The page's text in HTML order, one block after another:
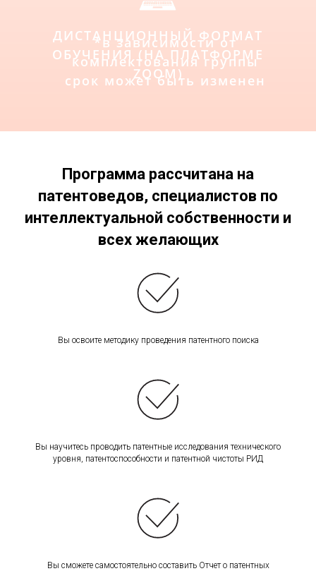
ДИСТАНЦИОННЫЙ ФОРМАТ
ОБУЧЕНИЯ (НА ПЛАТФОРМЕ
ZOOM)
*в зависимости от
комплектования группы
срок может быть изменен
Программа рассчитана на
патентоведов, специалистов по
интеллектуальной собственности и
всех желающих
Вы освоите методику проведения патентного поиска
Вы научитесь проводить патентные исследования технического
уровня, патентоспособности и патентной чистоты РИД
Вы сможете самостоятельно составить Отчет о патентных